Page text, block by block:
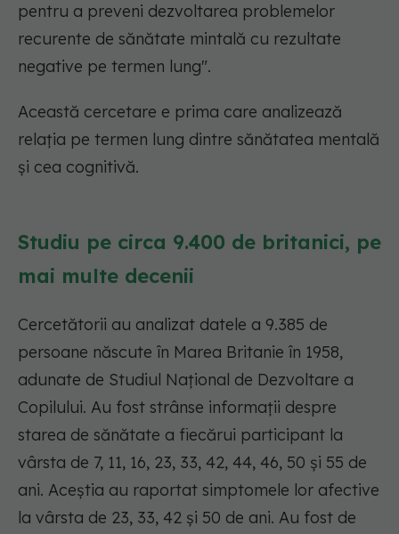
pentru a preveni dezvoltarea problemelor
recurente de sănătate mintală cu rezultate
negative pe termen lung".
Această cercetare e prima care analizează
relația pe termen lung dintre sănătatea mentală
și cea cognitivă.
Studiu pe circa 9.400 de britanici, pe
mai multe decenii
Cercetătorii au analizat datele a 9.385 de
persoane născute în Marea Britanie în 1958,
adunate de Studiul Național de Dezvoltare a
Copilului. Au fost strânse informații despre
starea de sănătate a fiecărui participant la
vârsta de 7, 11, 16, 23, 33, 42, 44, 46, 50 și 55 de
ani. Aceștia au raportat simptomele lor afective
la vârsta de 23, 33, 42 și 50 de ani. Au fost de